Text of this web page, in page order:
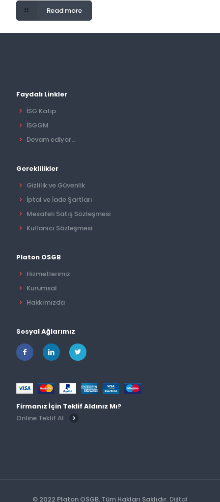
Read more
Faydalı Linkler
İSG Katip
İSGGM
Devam ediyor...
Gereklilikler
Gizlilik ve Güvenlik
İptal ve İade Şartları
Mesafeli Satış Sözleşmesi
Kullanıcı Sözleşmesi
Platon OSGB
Hizmetlerimiz
Kurumsal
Hakkımızda
Sosyal Ağlarımız
Firmanız İçin Teklif Aldınız Mı?
Online Teklif Al
© 2022 Platon OSGB. Tüm Hakları Saklıdır. Dijital